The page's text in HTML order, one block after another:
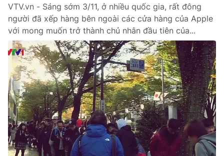
Hậu trường
Nhân vật
Khán giả
Giải sao mai
Giải trí
Điện ảnh
Âm nhạc
Sao
Đời sống
Du lịch
Làm đẹp
Chất lượng cuộc sống
Giáo dục
Tuyển sinh
Học trực tuyến
Công nghệ
Hitech Công nghệ tương lai
Sản phẩm
Thị trường
Giao lưu trực tuyến
Lịch phát sóng
VTV.vn - Sáng sớm 3/11, ở nhiều quốc gia, rất đông
người đã xếp hàng bên ngoài các cửa hàng của Apple
với mong muốn trở thành chủ nhân đầu tiên của...